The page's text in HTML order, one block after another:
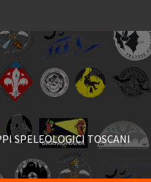
SPELEOLOGICI TOSCANI